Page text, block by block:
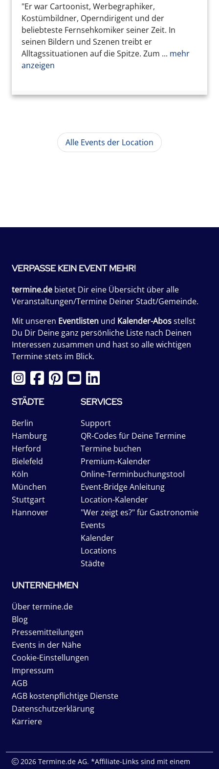
"Er war Cartoonist, Werbegraphiker,
Kostümbildner, Operndirigent und der
beliebteste Fernsehkomiker seiner Zeit. In
seinen Bildern und Szenen treibt er
Alltagssituationen auf die Spitze. Zum ... mehr
anzeigen
Alle Events der Location
VERPASSE KEIN EVENT MEHR!
termine.de bietet Dir eine Übersicht über alle
Veranstaltungen/Termine Deiner Stadt/Gemeinde.
Mit unseren Eventlisten und Kalender-Abosstellst
Du Dir Deine ganz persönliche Liste nach Deinen
Interessen zusammen und hast so alle wichtigen
Termine stets im Blick.
STÄDTE
Berlin
Hamburg
Herford
Bielefeld
Köln
München
Stuttgart
Hannover
SERVICES
Support
QR-Codes für Deine Termine
Termine buchen
Premium-Kalender
Online-Terminbuchungstool
Event-Bridge Anleitung
Location-Kalender
"Wer zeigt es?" für Gastronomie
Events
Kalender
Locations
Städte
UNTERNEHMEN
Über termine.de
Blog
Pressemitteilungen
Events in der Nähe
Cookie-Einstellungen
Impressum
AGB
AGB kostenpflichtige Dienste
Datenschutzerklärung
Karriere
2026 Termine.de AG. *Affiliate-Links sind mit einem